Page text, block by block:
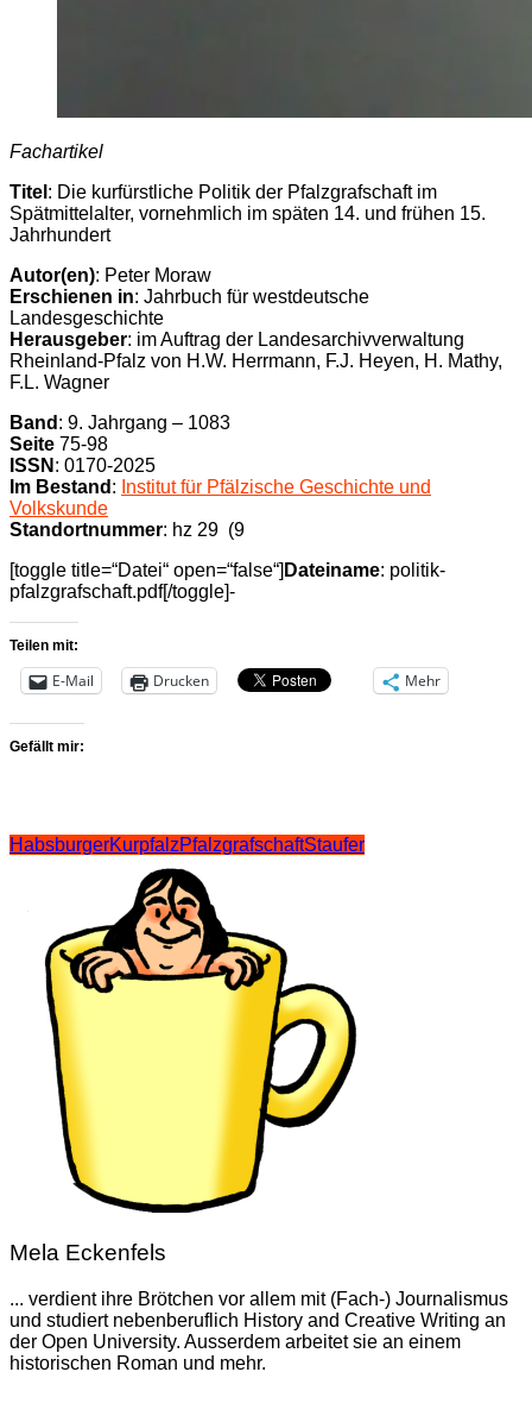
Fachartikel
Titel : Die kurfürstliche Politik der Pfalzgrafschaft im
Spätmittelalter, vornehmlich im späten 14. und frühen 15.
Jahrhundert
Autor(en): Peter Moraw
Erschienen in: Jahrbuch für westdeutsche
Landesgeschichte
Herausgeber: im Auftrag der Landesarchivverwaltung
Rheinland-Pfalz von H.W. Herrmann, F.J. Heyen, H. Mathy,
F.L. Wagner
Band : 9. Jahrgang – 1083
Seite 75-98
ISSN : 0170-2025
Im Bestand : Institut für Pfälzische Geschichte und
Volkskunde
Standortnummer: hz 29 (9
[toggle title=“Datei“ open=“false“] Dateiname: politik-
pfalzgrafschaft.pdf[/toggle]-
Teilen mit:
E-Mail Drucken Mehr
Gefällt mir:
HabsburgerKurpfalzPfalzgrafschaftStaufer
Mela Eckenfels
... verdient ihre Brötchen vor allem mit (Fach-) Journalismus
und studiert nebenberuflich History and Creative Writing an
der Open University. Ausserdem arbeitet sie an einem
historischen Roman und mehr.